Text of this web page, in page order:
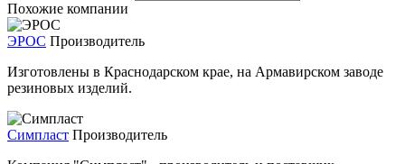
Похожие компании
ЭРОС Производитель
Изготовлены в Краснодарском крае, на Армавирском заводе
резиновых изделий.
Симпласт Производитель